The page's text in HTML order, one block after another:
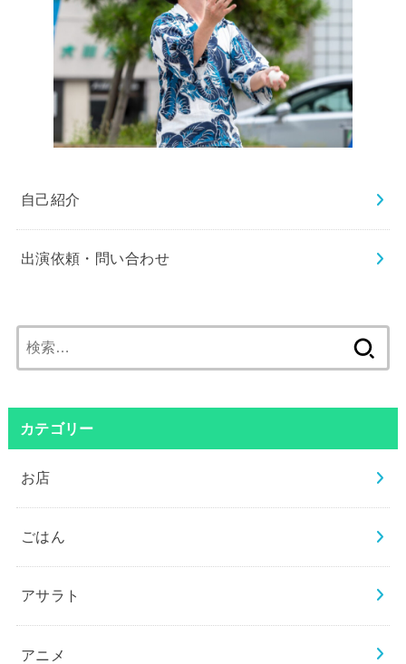
自己紹介
出演依頼・問い合わせ
索:
カテゴリー
お店
ごはん
アサラト
アニメ